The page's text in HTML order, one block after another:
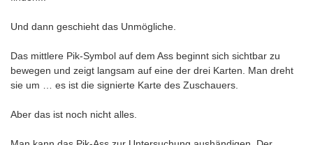
Und dann geschieht das Unmögliche.
Das mittlere Pik-Symbol auf dem Ass beginnt sich sichtbar zu
bewegen und zeigt langsam auf eine der drei Karten. Man dreht
sie um … es ist die signierte Karte des Zuschauers.
Aber das ist noch nicht alles.